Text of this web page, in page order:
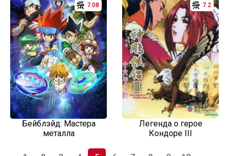
7.08
Бейблэйд: Мастера
металла
7.2
Легенда о герое
Кондоре III